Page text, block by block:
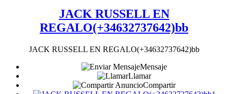
JACK RUSSELL EN
REGALO(+34632737642)bb
JACK RUSSELL EN REGALO(+34632737642)bb
Mensaje
Llamar
Compartir